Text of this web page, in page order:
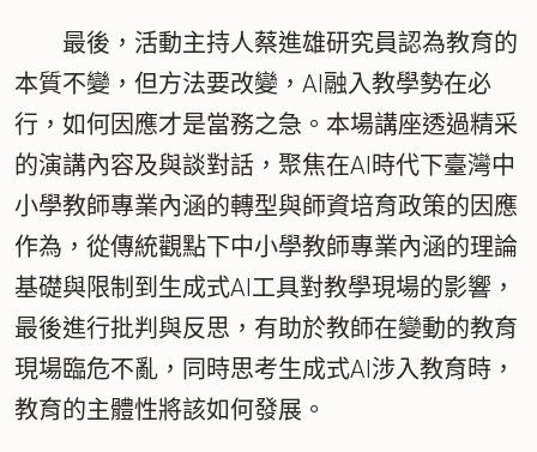
最後，活動主持人蔡進雄研究員認為教育的
本質不變，但方法要改變，AI融入教學勢在必
行，如何因應才是當務之急。本場講座透過精采
的演講內容及與談對話，聚焦在AI時代下臺灣中
小學教師專業內涵的轉型與師資培育政策的因應
作為，從傳統觀點下中小學教師專業內涵的理論
基礎與限制到生成式AI工具對教學現場的影響，
最後進行批判與反思，有助於教師在變動的教育
現場臨危不亂，同時思考生成式AI涉入教育時，
教育的主體性將該如何發展。